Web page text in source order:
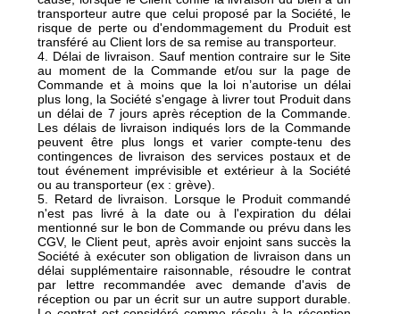
transporteur autre que celui proposé par la Société, le
risque de perte ou d'endommagement du Produit est
transféré au Client lors de sa remise au transporteur.
4. Délai de livraison. Sauf mention contraire sur le Site
au moment de la Commande et/ou sur la page de
Commande et à moins que la loi n’autorise un délai
plus long, la Société s'engage à livrer tout Produit dans
un délai de 7 jours après réception de la Commande.
Les délais de livraison indiqués lors de la Commande
peuvent être plus longs et varier compte-tenu des
contingences de livraison des services postaux et de
tout événement imprévisible et extérieur à la Société
ou au transporteur (ex : grève).
5. Retard de livraison. Lorsque le Produit commandé
n'est pas livré à la date ou à l'expiration du délai
mentionné sur le bon de Commande ou prévu dans les
CGV, le Client peut, après avoir enjoint sans succès la
Société à exécuter son obligation de livraison dans un
délai supplémentaire raisonnable, résoudre le contrat
par lettre recommandée avec demande d'avis de
réception ou par un écrit sur un autre support durable.